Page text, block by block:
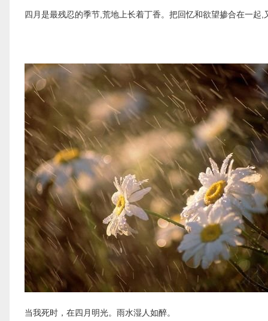
四月是最残忍的季节,荒地上长着丁香。把回忆和欲望掺合在一
当我死时，在四月明光。雨水湿人如醉。